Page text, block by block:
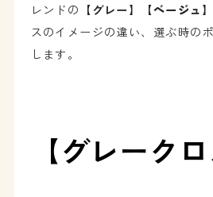
レンドの 【グレー】 【ベージュ】
スのイメージの違い、選ぶ時の
します。
【グレークロ